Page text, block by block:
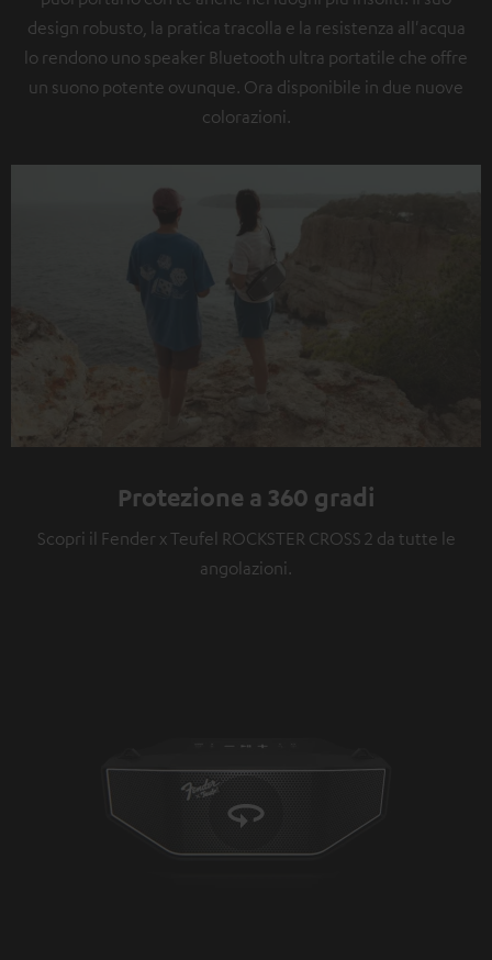
design robusto, la pratica tracolla e la resistenza all'acqua
lo rendono uno speaker Bluetooth ultra portatile che offre
un suono potente ovunque. Ora disponibile in due nuove
colorazioni.
Protezione a 360 gradi
Scopri il Fender x Teufel ROCKSTER CROSS 2 da tutte le
angolazioni.